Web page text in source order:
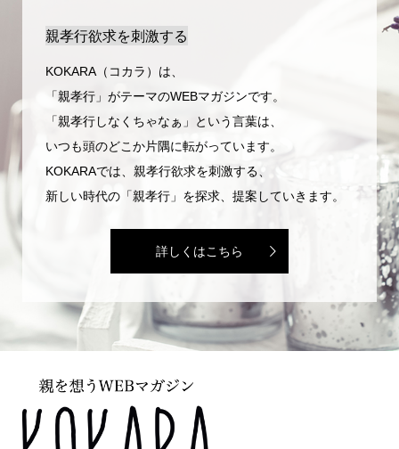
親孝行欲求を刺激する
KOKARA（コカラ）は、
「親孝行」がテーマのWEBマガジンです。
「親孝行しなくちゃなぁ」という言葉は、
いつも頭のどこか片隅に転がっています。
KOKARAでは、親孝行欲求を刺激する、
新しい時代の「親孝行」を探求、提案していきます。
詳しくはこちら